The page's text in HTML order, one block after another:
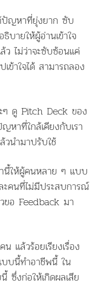
ญหาที่ยุ่งยาก ซับ
บายให้ผู้อ่านเข้าใจ
ว ไม่ว่าจะซับซ้อนแค่
ข้าใจได้ สามารถลอง
ดู Pitch Deck ของ
หาที่ใกล้เคียงกับเรา
วนำมาปรับใช้
ห้ผู้คนหลาย ๆ แบบ
คนที่ไม่มีประสบการณ์
ขอ Feedback มา
ล้วร้อยเรียงเรื่อง
บบนี้ทำอาชีพนี้ ใน
ซึ่งก่อให้เกิดผลเสีย